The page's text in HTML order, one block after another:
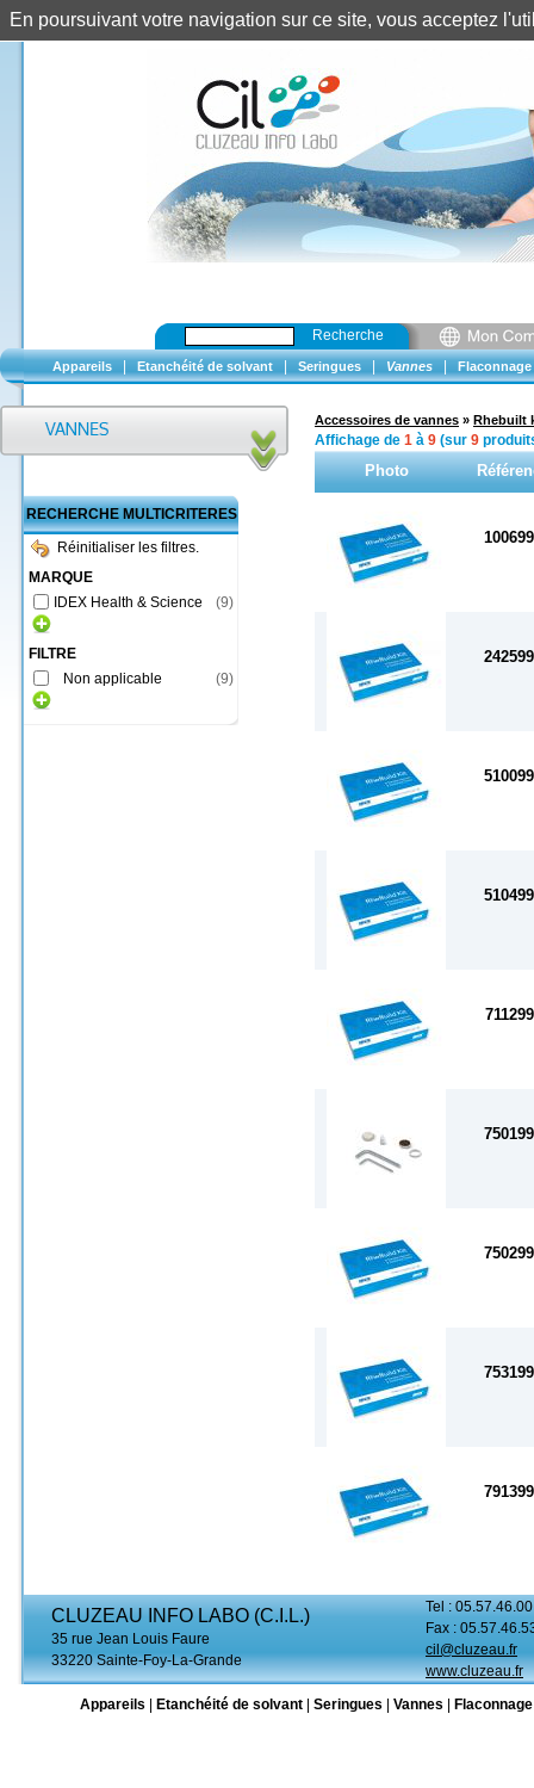
Recherche
Appareils Etanchéité de solvant Seringues Vannes Flaconnage
RECHERCHE MULTICRITERES
Réinitialiser les filtres.
MARQUE
IDEX Health & Science
(9)
FILTRE
Non applicable
(9)
Accessoires de vannes » Rhebuilt
Affichage de 1 à 9 (sur 9
Photo
CLUZEAU INFO LABO (C.I.L.)
35 rue Jean Louis Faure
33220 Sainte-Foy-La-Grande
Tel :
Fax :
cil@cluzeau.fr
www.cluzeau.fr
Appareils
Etanchéité de solvant Seringues Vannes Flaconnage
En poursuivant votre navigation sur ce site, vous acceptez